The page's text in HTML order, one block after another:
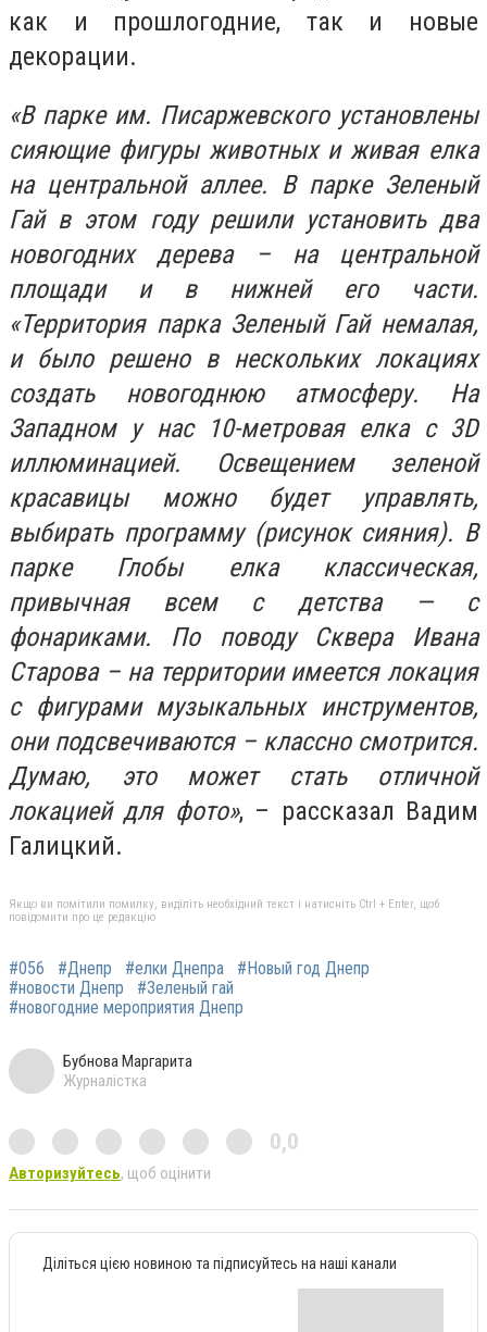
как и прошлогодние, так и новые
декорации.
«В парке им. Писаржевского установлены
сияющие фигуры животных и живая елка
на центральной аллее. В парке Зеленый
Гай в этом году решили установить два
новогодних дерева – на центральной
площади и в нижней его части.
«Территория парка Зеленый Гай немалая,
и было решено в нескольких локациях
создать новогоднюю атмосферу. На
Западном у нас 10-метровая елка с 3D
иллюминацией. Освещением зеленой
красавицы можно будет управлять,
выбирать программу (рисунок сияния). В
парке Глобы елка классическая,
привычная всем с детства — с
фонариками. По поводу Сквера Ивана
Старова – на территории имеется локация
с фигурами музыкальных инструментов,
они подсвечиваются – классно смотрится.
Думаю, это может стать отличной
локацией для фото», – рассказал Вадим
Галицкий.
Якщо ви помітили помилку, виділіть необхідний текст і натисніть Ctrl + Enter, щоб
повідомити про це редакцію
#056 #Днепр #елки Днепра
#Новый год Днепр
#новости Днепр
#Зеленый гай
#новогодние мероприятия Днепр
Бубнова Маргарита
Журналістка
0,0
Авторизуйтесь, щоб оцінити
Діліться цією новиною та підписуйтесь на наші канали